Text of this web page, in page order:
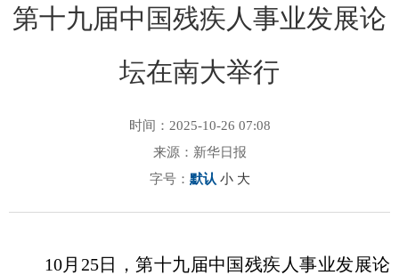
第十九届中国残疾人事业发展论
坛在南大举行
时间：2025-10-26 07:08
来源：新华日报
字号： 默认 小 大
10月25日，第十九届中国残疾人事业发展论